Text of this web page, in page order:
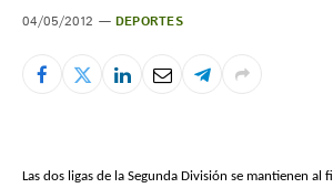
04/05/2012 DEPORTES
Las dos ligas de la Segunda División se mantienen al